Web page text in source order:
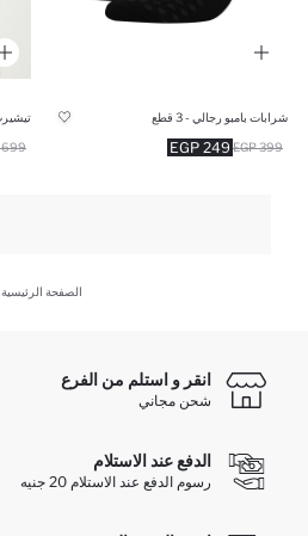
شرابات بامبو رجالي - 3 قطع
249 EGP 399 EGP
699 EGP
الصفحة الرئيسية
انقر و استلم من الفرع
شحن مجاني
الدفع عند الاستلام
رسوم الدفع عند الاستلام 20 جنيه